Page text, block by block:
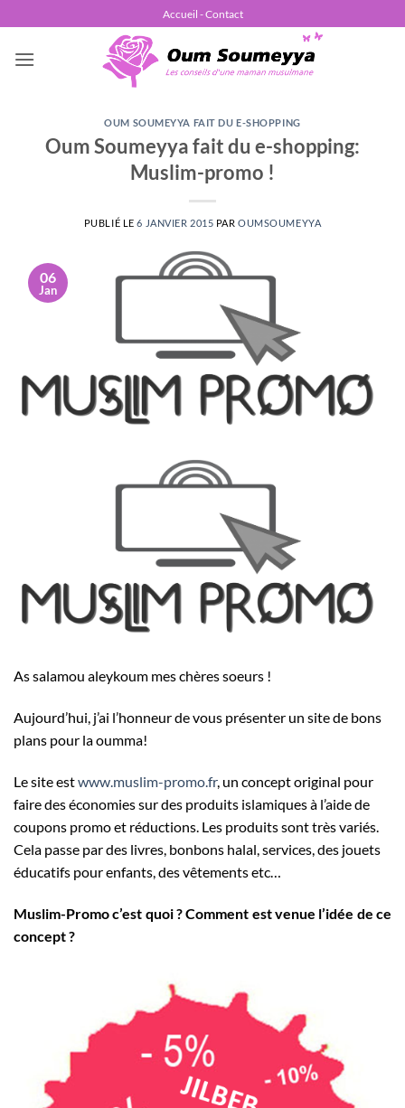
au
contenu
Accueil - Contact
OUM SOUMEYYA FAIT DU E-SHOPPING
Oum Soumeyya fait du e-shopping:
Muslim-promo !
PUBLIÉ LE6 JANVIER 2015 PAROUMSOUMEYYA
06
Jan
As salamou aleykoum mes chères soeurs !
Aujourd’hui, j’ai l’honneur de vous présenter un site de bons
plans pour la oumma!
Le site estwww.muslim-promo.fr, un concept original pour
faire des économies sur des produits islamiques à l’aide de
coupons promo et réductions. Les produits sont très variés.
Cela passe par des livres, bonbons halal, services, des jouets
éducatifs pour enfants, des vêtements etc…
Muslim-Promo c’est quoi ? Comment est venue l’idée de ce
concept ?